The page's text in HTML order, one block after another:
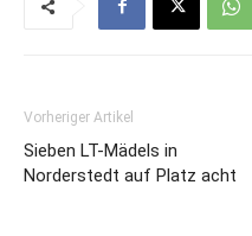
Vorheriger Artikel
Sieben LT-Mädels in
Norderstedt auf Platz acht